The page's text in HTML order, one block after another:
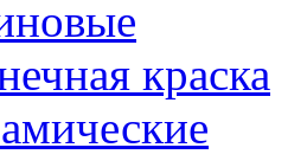
краска